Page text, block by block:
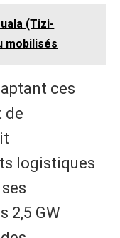
(Tizi-
mobilisés
ces
de
logistiques
2,5 GW